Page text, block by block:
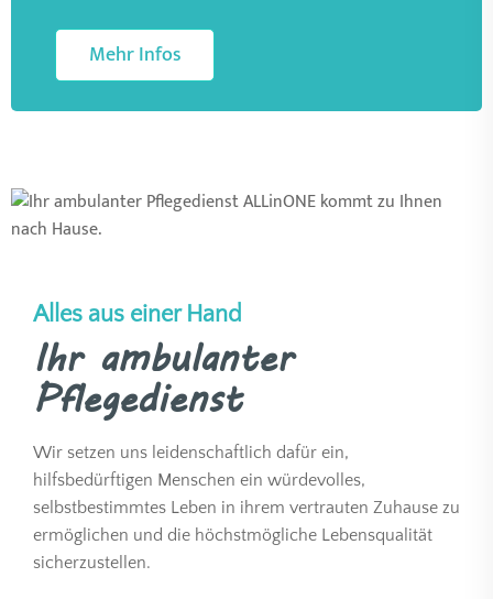
Mehr Infos
Alles aus einer Hand
Ihr ambulanter
Pflegedienst
Wir setzen uns leidenschaftlich dafür ein,
hilfsbedürftigen Menschen ein würdevolles,
selbstbestimmtes Leben in ihrem vertrauten Zuhause zu
ermöglichen und die höchstmögliche Lebensqualität
sicherzustellen.